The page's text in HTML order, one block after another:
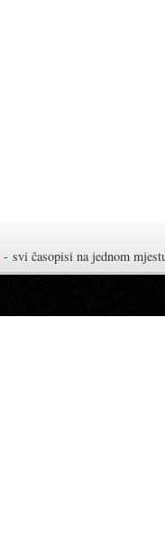
- svi časopisi na jednom